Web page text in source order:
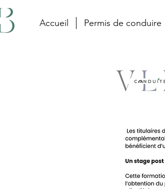
Accueil Permis de conduire